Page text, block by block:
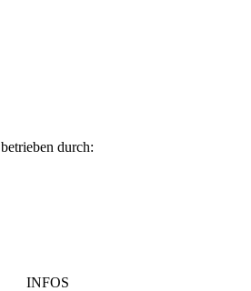
betrieben durch:
INFOS